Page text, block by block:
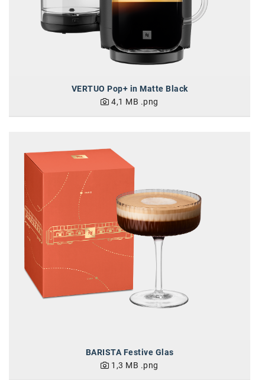
VERTUO Pop+ in Matte Black
4,1 MB .png
BARISTA Festive Glas
1,3 MB .png